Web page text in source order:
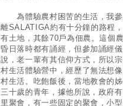
為體驗農村困苦的生活，我參
離SALATIGA約有十分鐘的路程
有土地，其餘70戶為佃農。這個
昏日落時都有誦經，但參加誦經
說，老一輩有其信仰方式，所以
村生活體驗營中，經歷了無法想
村生活。吃飽飯後，當地教會的
三十歲的青年，據他所說，政府
里聚會，有一些固定的聚會，小